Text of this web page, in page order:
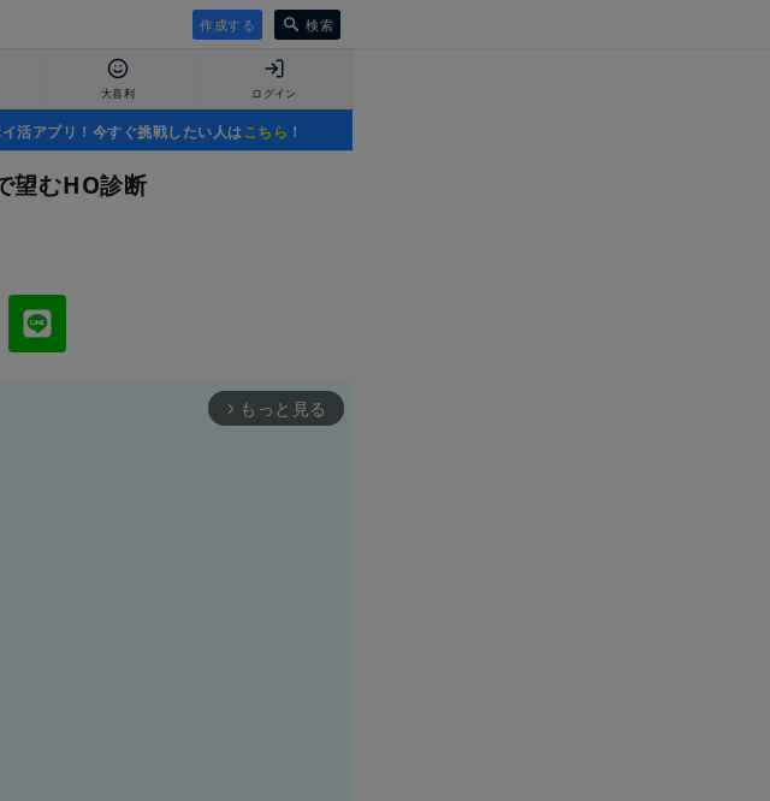
作成する 検索
大喜利 ログイン
活アプリ！今すぐ挑戦したい人はこちら ！
望むHO診断
arrow_forward_ios もっと見る